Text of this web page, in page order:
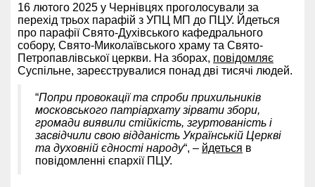
16 лютого 2025 у Чернівцях проголосували за
перехід трьох парафій з УПЦ МП до ПЦУ. Йдеться
про парафії Свято-Духівського кафедрального
собору, Свято-Миколаївського храму та Свято-
Петропавлівської церкви. На зборах, повідомляє
Суспільне, зареєструвалися понад дві тисячі людей.
“Попри провокації та спроби прихильників
московського патріархату зірвати збори,
громади виявили стійкість, згуртованість і
засвідчили свою відданість Українській Церкві
та духовній єдності народу“, – йдеться в
повідомленні єпархії ПЦУ.